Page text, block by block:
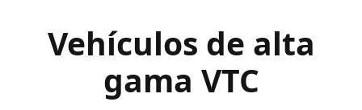
Vehículos de alta
gama VTC